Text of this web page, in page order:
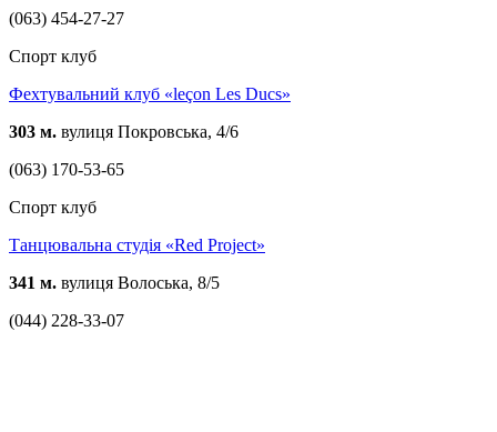
(063) 454-27-27
Спорт клуб
Фехтувальний клуб «leçon Les Ducs»
303 м. вулиця Покровська, 4/6
(063) 170-53-65
Спорт клуб
Танцювальна студія «Red Project»
341 м. вулиця Волоська, 8/5
(044) 228-33-07